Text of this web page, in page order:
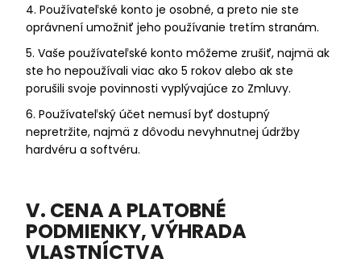
4. Používateľské konto je osobné, a preto nie ste
oprávnení umožniť jeho používanie tretím stranám.
5. Vaše používateľské konto môžeme zrušiť, najmä ak
ste ho nepoužívali viac ako 5 rokov alebo ak ste
porušili svoje povinnosti vyplývajúce zo Zmluvy.
6. Používateľský účet nemusí byť dostupný
nepretržite, najmä z dôvodu nevyhnutnej údržby
hardvéru a softvéru.
V. CENA A PLATOBNÉ
PODMIENKY, VÝHRADA
VLASTNÍCTVA